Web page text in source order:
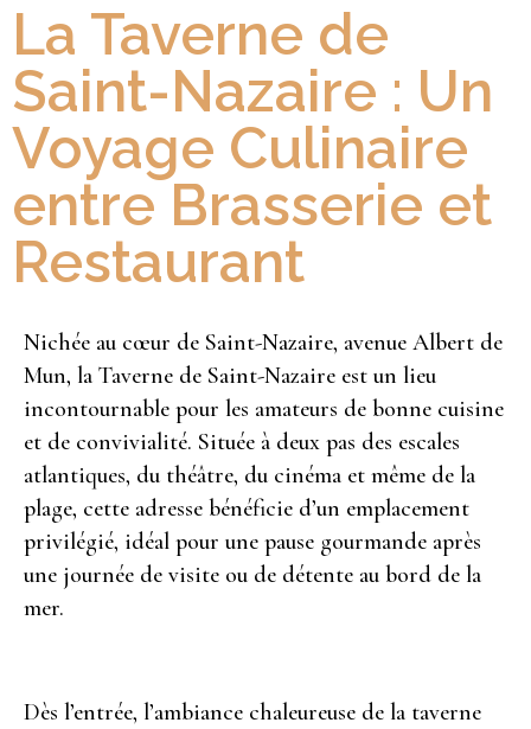
La Taverne de
Saint-Nazaire : Un
Voyage Culinaire
entre Brasserie et
Restaurant
Nichée au cœur de Saint-Nazaire, avenue Albert de
Mun, la Taverne de Saint-Nazaire est un lieu
incontournable pour les amateurs de bonne cuisine
et de convivialité. Située à deux pas des escales
atlantiques, du théâtre, du cinéma et même de la
plage, cette adresse bénéficie d’un emplacement
privilégié, idéal pour une pause gourmande après
une journée de visite ou de détente au bord de la
mer.
Dès l’entrée, l’ambiance chaleureuse de la taverne